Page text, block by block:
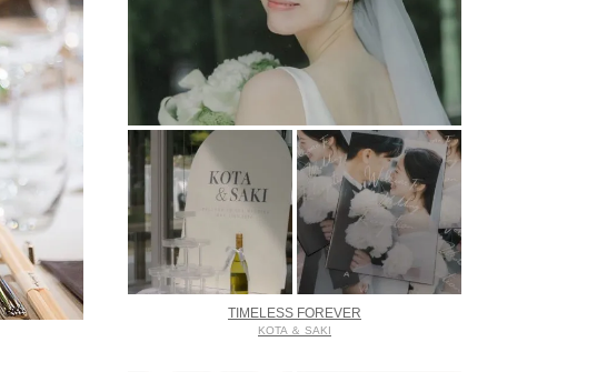
TIMELESS FOREVER
KOTA ＆ SAKI